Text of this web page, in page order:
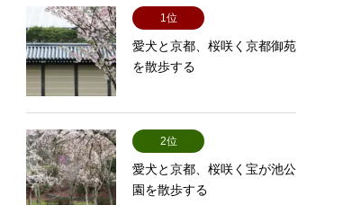
1位
愛犬と京都、桜咲く京都御苑
を散歩する
2位
愛犬と京都、桜咲く宝が池公
園を散歩する